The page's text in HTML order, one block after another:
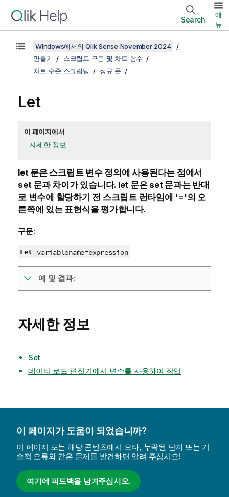
Search
메
뉴
Windows에서의 Qlik Sense November 2024
만들기
스크립트 구문 및 차트 함수
차트 수준 스크립팅
정규 문
Let
이 페이지에서
자세한 정보
let문은 스크립트 변수 정의에 사용된다는 점에서
set문과 차이가 있습니다. let 문은 set문과는 반대
로 변수에 할당하기 전 스크립트 런타임에 '='의 오
른쪽에 있는 표현식을 평가합니다.
구문:
Let variablename=expression
예 및 결과:
자세한 정보
Set
데이터 로드 편집기에서 변수를 사용하여 작업
이 페이지가 도움이 되었습니까?
이 페이지 또는 해당 콘텐츠에서 오타, 누락된 단계 또는 기
술적 오류와 같은 문제를 발견하면 알려 주십시오!
여기에 피드백을 남겨주십시오.